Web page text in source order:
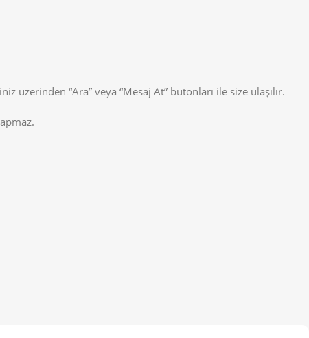
“Ara” veya “Mesaj At” butonları ile size ulaşılır.